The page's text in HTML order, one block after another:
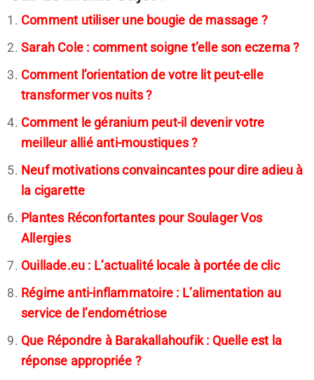
Comment utiliser une bougie de massage ?
Sarah Cole : comment soigne t’elle son eczema ?
Comment l’orientation de votre lit peut-elle
transformer vos nuits ?
Comment le géranium peut-il devenir votre
meilleur allié anti-moustiques ?
Neuf motivations convaincantes pour dire adieu à
la cigarette
Plantes Réconfortantes pour Soulager Vos
Allergies
Ouillade.eu : L’actualité locale à portée de clic
Régime anti-inflammatoire : L’alimentation au
service de l’endométriose
Que Répondre à Barakallahoufik : Quelle est la
réponse appropriée ?